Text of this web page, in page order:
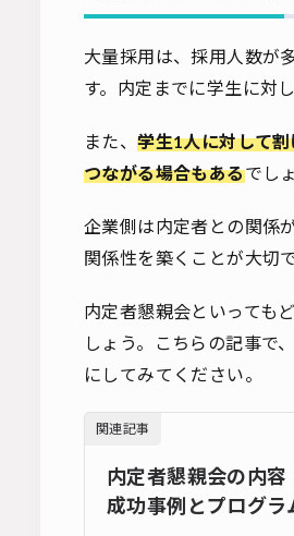
大量採用は、採用人数が
す。内定までに学生に対
また、学生1人に対して
つながる場合もあるでし
企業側は内定者との関係
関係性を築くことが大切で
内定者懇親会といっても
しょう。こちらの記事で
にしてみてください。
関連記事
内定者懇親会の内容
成功事例とプログラ